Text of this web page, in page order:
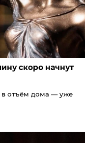
скоро начнут
в отъём дома — уже